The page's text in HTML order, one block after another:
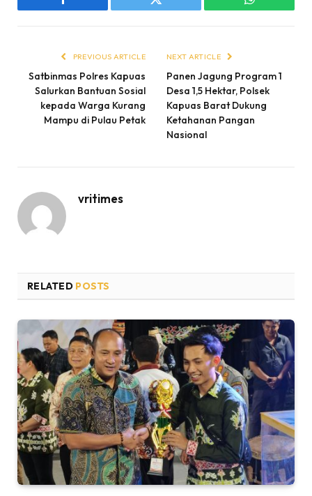
Facebook Twitter WhatsApp
PREVIOUS ARTICLE
Satbinmas Polres Kapuas
Salurkan Bantuan Sosial
kepada Warga Kurang
Mampu di Pulau Petak
NEXT ARTICLE
Panen Jagung Program 1
Desa 1,5 Hektar, Polsek
Kapuas Barat Dukung
Ketahanan Pangan
Nasional
vritimes
RELATED POSTS